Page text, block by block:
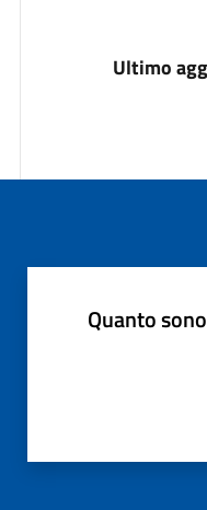
Ultimo
Quanto